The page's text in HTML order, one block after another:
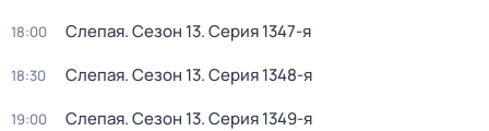
18:00 Слепая. Сезон 13. Серия 1347-я
18:30 Слепая. Сезон 13. Серия 1348-я
19:00 Слепая. Сезон 13. Серия 1349-я